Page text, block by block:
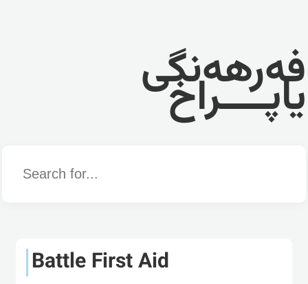
فەرهەنگی
یاپــــراخ
Word
Battle First Aid